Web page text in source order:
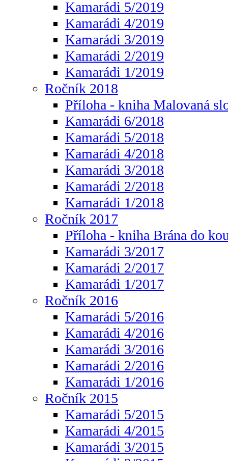
Kamarádi 5/2019
Kamarádi 4/2019
Kamarádi 3/2019
Kamarádi 2/2019
Kamarádi 1/2019
Ročník 2018
Příloha - kniha Malovaná
Kamarádi 6/2018
Kamarádi 5/2018
Kamarádi 4/2018
Kamarádi 3/2018
Kamarádi 2/2018
Kamarádi 1/2018
Ročník 2017
Příloha - kniha Brána do
Kamarádi 3/2017
Kamarádi 2/2017
Kamarádi 1/2017
Ročník 2016
Kamarádi 5/2016
Kamarádi 4/2016
Kamarádi 3/2016
Kamarádi 2/2016
Kamarádi 1/2016
Ročník 2015
Kamarádi 5/2015
Kamarádi 4/2015
Kamarádi 3/2015